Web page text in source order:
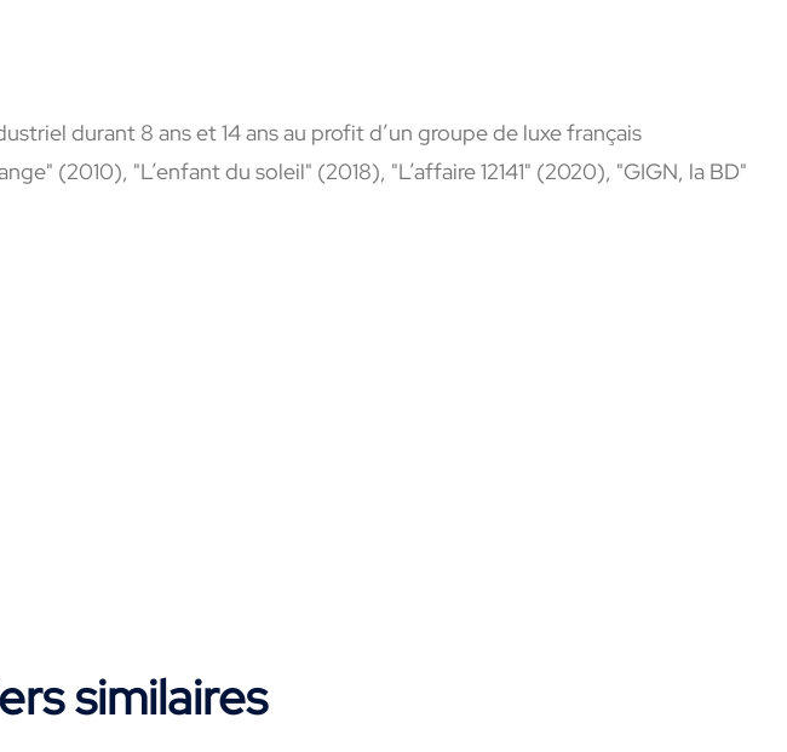
durant 8 ans et 14 ans au profit d’un groupe de luxe français
(2010), "L’enfant du soleil" (2018), "L’affaire 12141" (2020), "GIGN, la BD"
similaires